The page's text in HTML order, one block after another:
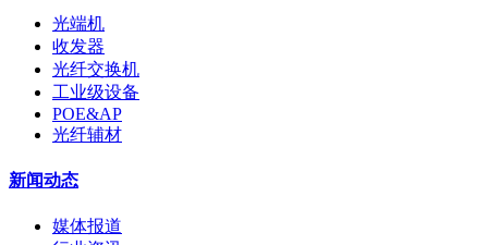
光端机
收发器
光纤交换机
工业级设备
POE&AP
光纤辅材
新闻动态
媒体报道